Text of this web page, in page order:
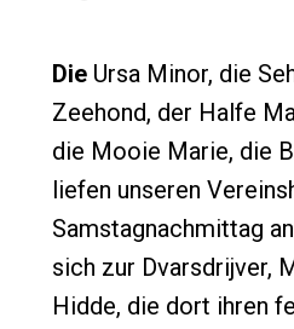
DieUrsa Minor, die
Zeehond, der Halfe
die Mooie Marie, die
liefen unseren
Samstagnachmittag
sich zur Dvarsdrijver,
Hidde, die dort ihren